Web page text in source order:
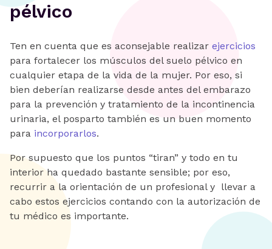
pélvico
Ten en cuenta que es aconsejable realizar ejercicios
para fortalecer los músculos del suelo pélvico en
cualquier etapa de la vida de la mujer. Por eso, si
bien deberían realizarse desde antes del embarazo
para la prevención y tratamiento de la incontinencia
urinaria, el posparto también es un buen momento
para incorporarlos.
Por supuesto que los puntos “tiran” y todo en tu
interior ha quedado bastante sensible; por eso,
recurrir a la orientación de un profesional y llevar a
cabo estos ejercicios contando con la autorización de
tu médico es importante.